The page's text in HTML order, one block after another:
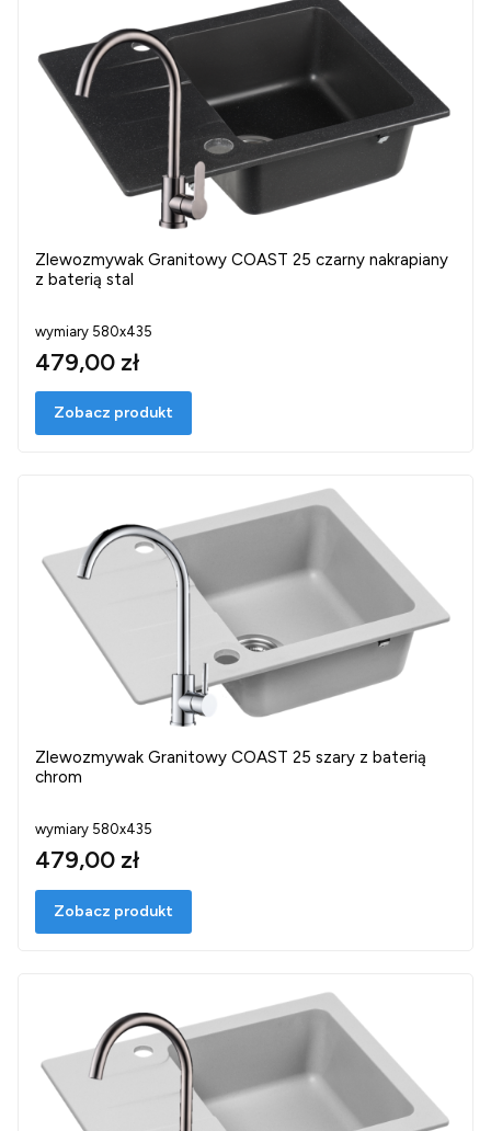
Zlewozmywak Granitowy COAST 25 czarny nakrapiany
z baterią stal
wymiary 580x435
479,00 zł
Zobacz produkt
Zlewozmywak Granitowy COAST 25 szary z baterią
chrom
wymiary 580x435
479,00 zł
Zobacz produkt